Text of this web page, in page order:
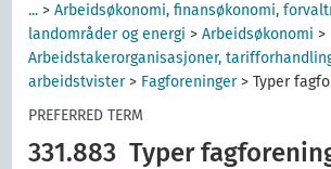
... >Arbeidsøkonomi, finansøkonomi,
landområder og energi >Arbeidsøkonomi >
Arbeidstakerorganisasjoner,
arbeidstvister> Fagforeninger>Typer
PREFERRED TERM
331.883 Typer